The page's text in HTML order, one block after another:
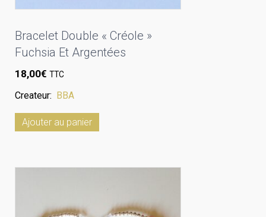
Bracelet Double « Créole »
Fuchsia Et Argentées
18,00€ TTC
Createur: BBA
Ajouter au panier